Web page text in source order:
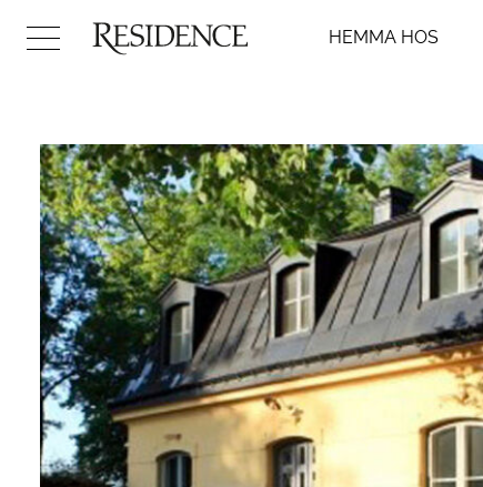
HEMMA HOS
Arkitektur
Konst
Design
Trädgård
Video
Kök
Hall
DIY